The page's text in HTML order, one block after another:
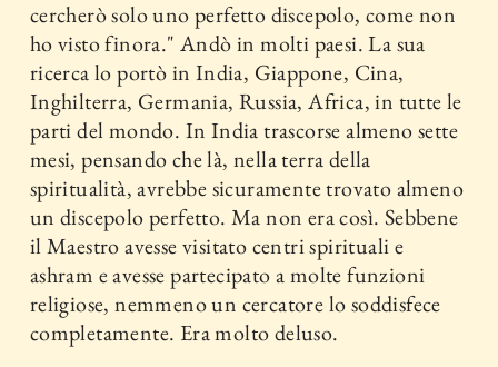
cercherò solo uno perfetto discepolo, come non
ho visto finora." Andò in molti paesi. La sua
ricerca lo portò in India, Giappone, Cina,
Inghilterra, Germania, Russia, Africa, in tutte le
parti del mondo. In India trascorse almeno sette
mesi, pensando che là, nella terra della
spiritualità, avrebbe sicuramente trovato almeno
un discepolo perfetto. Ma non era così. Sebbene
il Maestro avesse visitato centri spirituali e
ashram e avesse partecipato a molte funzioni
religiose, nemmeno un cercatore lo soddisfece
completamente. Era molto deluso.